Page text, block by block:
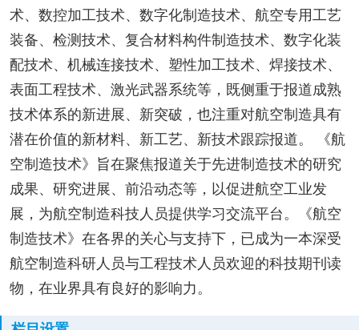
术、数控加工技术、数字化制造技术、航空专用工艺
装备、检测技术、复合材料构件制造技术、数字化装
配技术、机械连接技术、塑性加工技术、焊接技术、
表面工程技术、激光武器系统等，既侧重于报道成熟
技术体系的新进展、新突破，也注重对航空制造具有
潜在价值的新材料、新工艺、新技术跟踪报道。 《航
空制造技术》旨在聚焦报道关于先进制造技术的研究
成果、研究进展、前沿动态等，以促进航空工业发
展，为航空制造科技人员提供学习交流平台。《航空
制造技术》在各界的关心与支持下，已成为一本深受
航空制造科研人员与工程技术人员欢迎的科技期刊读
物，在业界具有良好的影响力。